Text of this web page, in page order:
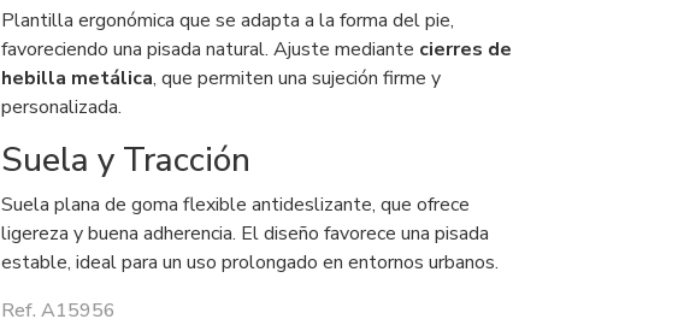
Plantilla ergonómica que se adapta a la forma del pie,
favoreciendo una pisada natural. Ajuste mediante cierres de
hebilla metálica, que permiten una sujeción firme y
personalizada.
Suela y Tracción
Suela plana de goma flexible antideslizante, que ofrece
ligereza y buena adherencia. El diseño favorece una pisada
estable, ideal para un uso prolongado en entornos urbanos.
Ref. A15956